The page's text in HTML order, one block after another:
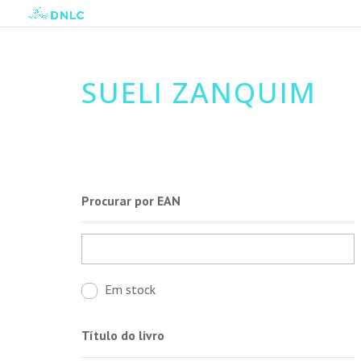
SUELI ZANQUIM
Procurar por EAN
Em stock
Título do livro